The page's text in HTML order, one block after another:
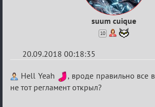
suum cuique
10
20.09.2018 00:18:35
Re:
Обсуждение
Hell Yeah
, вроде правильно все
не тот регламент открыл?